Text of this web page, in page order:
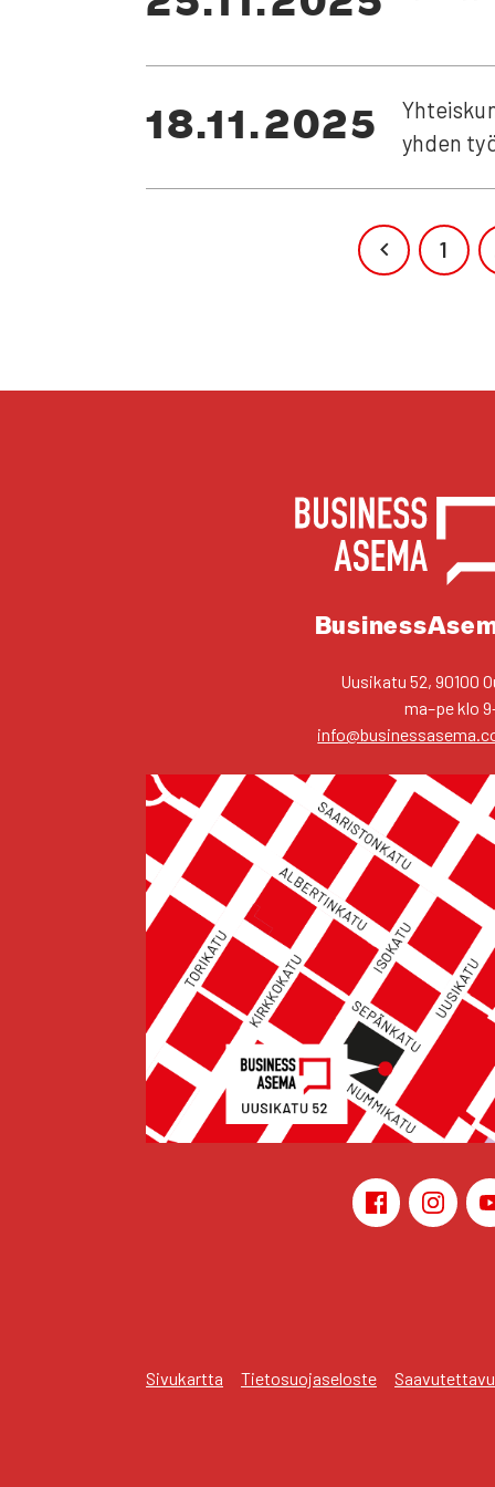
JUL­KAIS­TU
18.11.2025
yhden
1
YHTEYS­TIE­DOT
Uusi­ka­tu 52, 90100
ma–pe klo
Face­book
Sivu­kart­ta Tie­to­suo­ja­se­los­te